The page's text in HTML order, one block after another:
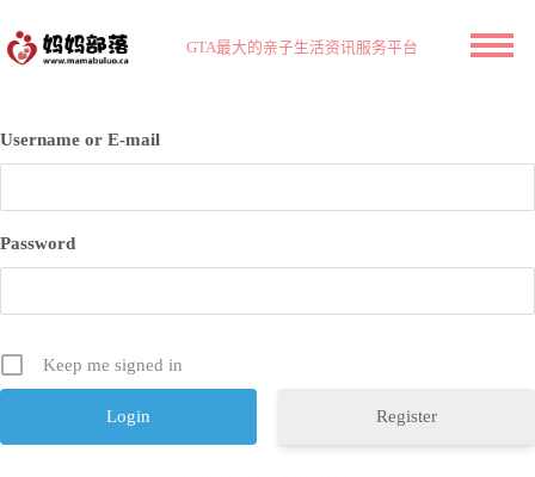
GTA最大的亲子生活资讯服务平台
Username or E-mail
Password
Keep me signed in
Register